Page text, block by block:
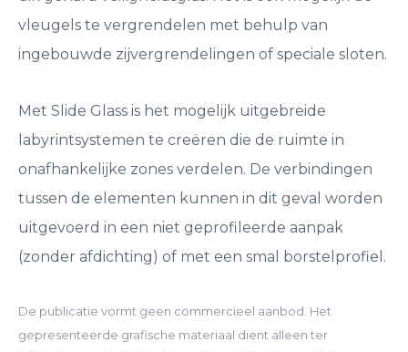
vleugels te vergrendelen met behulp van
ingebouwde zijvergrendelingen of speciale sloten.
Met Slide Glass is het mogelijk uitgebreide
labyrintsystemen te creëren die de ruimte in
onafhankelijke zones verdelen. De verbindingen
tussen de elementen kunnen in dit geval worden
uitgevoerd in een niet geprofileerde aanpak
(zonder afdichting) of met een smal borstelprofiel.
De publicatie vormt geen commercieel aanbod. Het
gepresenteerde grafische materiaal dient alleen ter